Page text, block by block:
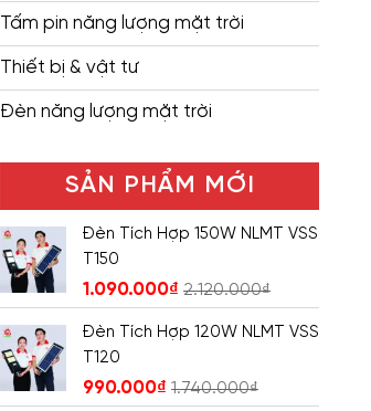
Tấm pin năng lượng mặt trời
Thiết bị & vật tư
Đèn năng lượng mặt trời
SẢN PHẨM MỚI
Đèn Tích Hợp 150W NLMT VSS
T150
1.090.000₫ 2.120.000₫
Đèn Tích Hợp 120W NLMT VSS
T120
990.000₫ 1.740.000₫